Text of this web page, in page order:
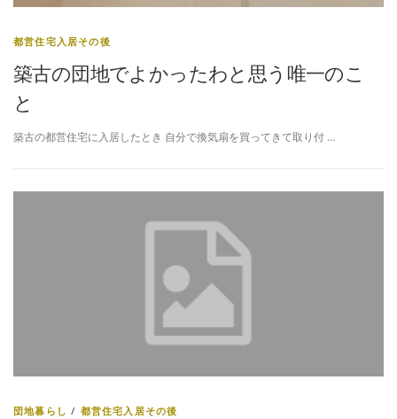
都営住宅入居その後
築古の団地でよかったわと思う唯一のこ
と
築古の都営住宅に入居したとき 自分で換気扇を買ってきて取り付 …
団地暮らし / 都営住宅入居その後